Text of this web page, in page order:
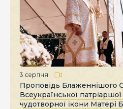
3 серпня
Проповідь Блаженнішого
Всеукраїнської
чудотворної ікони Матері